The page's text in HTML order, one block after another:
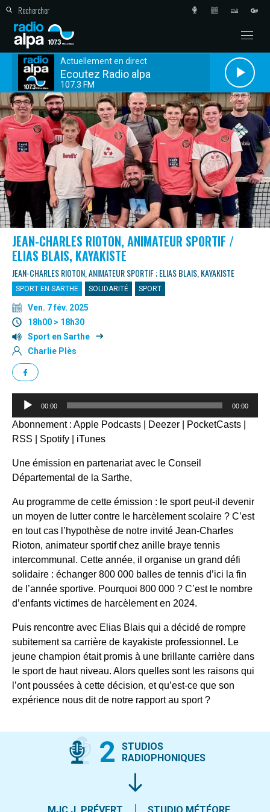
Actuellement en direct
Ecoutez Radio alpa
107.3 FM
JEAN-CHARLES RIOTON, ANIMATEUR SPORTIF /
ELIAS BLAIS, KAYAKISTE
JEAN-CHARLES RIOTON, ANIMATEUR SPORTIF ; ELIAS BLAIS, KAYAKISTE
SPORT EN SARTHE SOLIDARITÉ SPORT
Ven. 7 fév. 2025
18h00 > 18h30
Sport en Sarthe
Charlie Plès
Lecteur
00:00 00:00
Abonnement : Apple Podcasts Deezer PocketCasts
RSS
Spotify iTunes
Une émission en partenariat avec le Conseil
Départemental de la Sarthe,
Au programme de cette émission : le sport peut-il devenir
un moyen de lutter contre le harcèlement scolaire ? C’est
en tout cas l’hypothèse de notre invité Jean-Charles
Rioton, animateur sportif chez anille braye tennis
intercommunal. Cette année, il organise un grand défi
solidaire : échanger 800 000 balles de tennis d’ici la fin
de l’année sportive. Pourquoi 800 000 ? C’est le nombre
d’enfants victimes de harcèlement en 2024.
Puis rencontre avec Elias Blais qui a décidé de rompre
subitement sa carrière de kayakiste professionnel. Le
jeune champion était promis à une brillante carrière dans
le sport de haut niveau. Alors quelles sont les raisons qui
l’ont poussées à cette décision, et qu’est-ce que son
expérience nous dit de notre rapport au sport ?
2
STUDIOS
RADIOPHONIQUES